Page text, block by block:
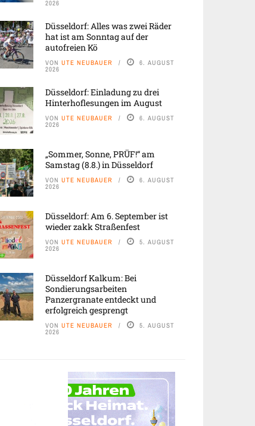
2026
Düsseldorf: Alles was zwei Räder
hat ist am Sonntag auf der
autofreien Kö
VON UTE NEUBAUER 6. AUGUST
2026
Düsseldorf: Einladung zu drei
Hinterhoflesungen im August
VON UTE NEUBAUER 6. AUGUST
2026
„Sommer, Sonne, PRÜF!“ am
Samstag (8.8.) in Düsseldorf
VON UTE NEUBAUER 6. AUGUST
2026
Düsseldorf: Am 6. September ist
wieder zakk Straßenfest
VON UTE NEUBAUER 5. AUGUST
2026
Düsseldorf Kalkum: Bei
Sondierungsarbeiten
Panzergranate entdeckt und
erfolgreich gesprengt
VON UTE NEUBAUER 5. AUGUST
2026